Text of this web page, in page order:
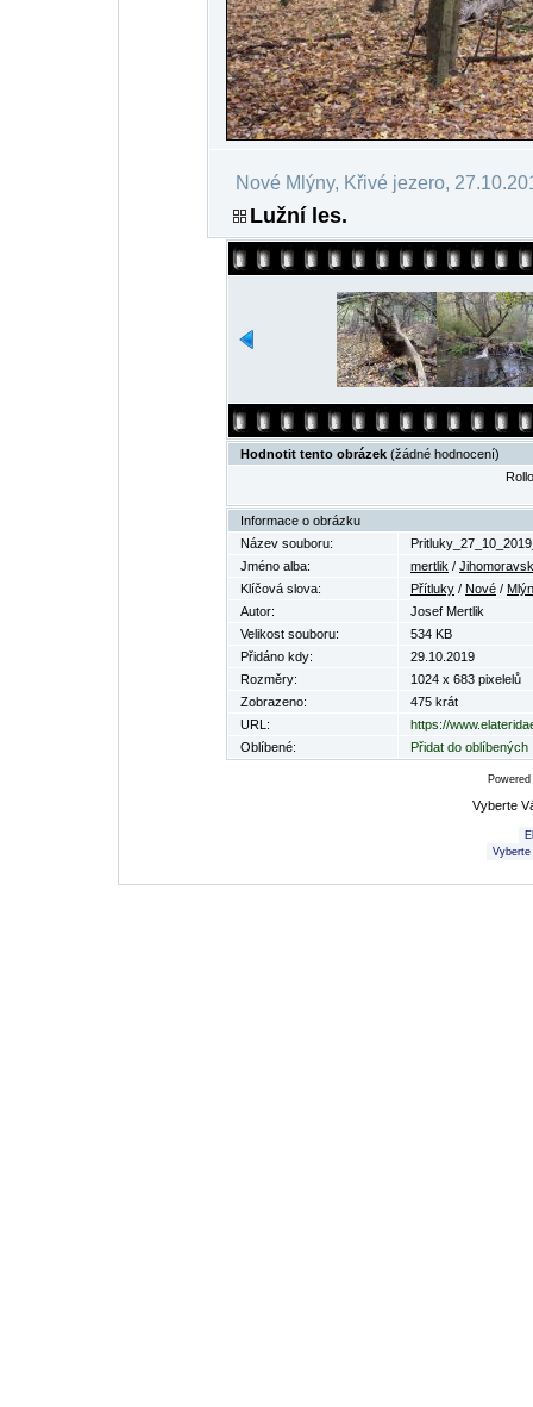
Nové Mlýny, Křivé jezero,
Lužní les.
Hodnotit tento obrázek (žádné hodnocení)
Informace o obrázku
Název souboru:
Jméno alba:
mertlik /
Klíčová slova:
Přítluky / Nové /
Autor:
Josef Mertlik
Velikost souboru:
534 KB
Přidáno kdy:
29.10.2019
Rozměry:
1024 x 683 pixelelů
Zobrazeno:
475 krát
URL:
https://
Oblíbené:
Přidat do oblíbených
Vyberte